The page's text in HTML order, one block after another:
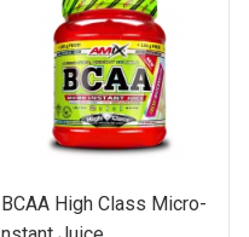
BCAA High Class Micro-